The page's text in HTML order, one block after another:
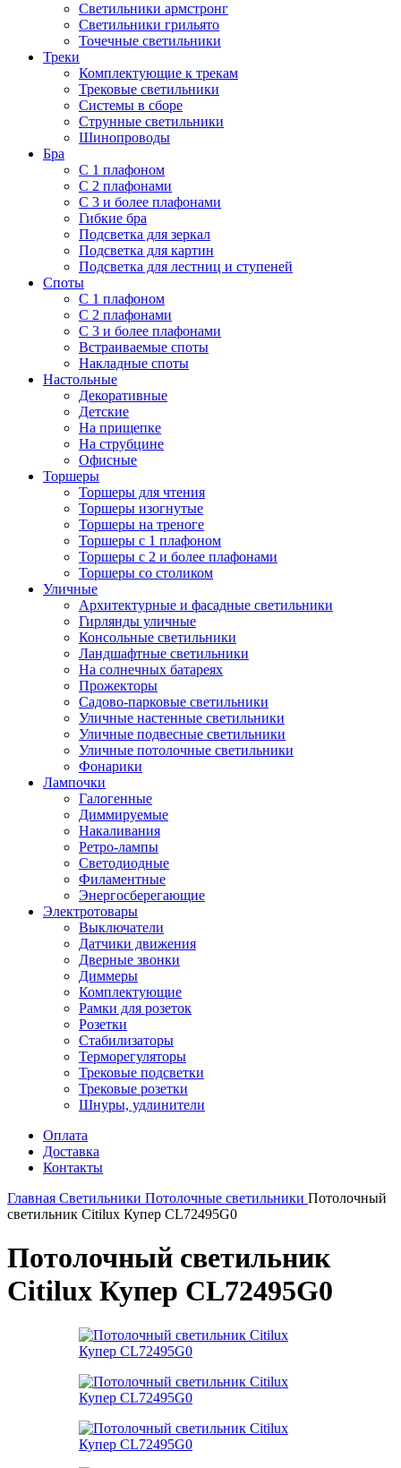
Светильники армстронг
Светильники грильято
Точечные светильники
Треки
Комплектующие к трекам
Трековые светильники
Системы в сборе
Струнные светильники
Шинопроводы
Бра
С 1 плафоном
С 2 плафонами
С 3 и более плафонами
Гибкие бра
Подсветка для зеркал
Подсветка для картин
Подсветка для лестниц и ступеней
Споты
С 1 плафоном
С 2 плафонами
С 3 и более плафонами
Встраиваемые споты
Накладные споты
Настольные
Декоративные
Детские
На прищепке
На струбцине
Офисные
Торшеры
Торшеры для чтения
Торшеры изогнутые
Торшеры на треноге
Торшеры с 1 плафоном
Торшеры с 2 и более плафонами
Торшеры со столиком
Уличные
Архитектурные и фасадные светильники
Гирлянды уличные
Консольные светильники
Ландшафтные светильники
На солнечных батареях
Прожекторы
Садово-парковые светильники
Уличные настенные светильники
Уличные подвесные светильники
Уличные потолочные светильники
Фонарики
Лампочки
Галогенные
Диммируемые
Накаливания
Ретро-лампы
Светодиодные
Филаментные
Энергосберегающие
Электротовары
Выключатели
Датчики движения
Дверные звонки
Диммеры
Комплектующие
Рамки для розеток
Розетки
Стабилизаторы
Терморегуляторы
Трековые подсветки
Трековые розетки
Шнуры, удлинители
Оплата
Доставка
Контакты
Главная Светильники Потолочные светильники Потолочный
светильник Citilux Купер CL72495G0
Потолочный светильник
Citilux Купер CL72495G0